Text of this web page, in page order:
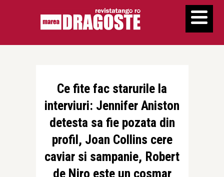
Ce fite fac starurile la
interviuri: Jennifer Aniston
detesta sa fie pozata din
profil, Joan Collins cere
caviar si sampanie, Robert
de Niro este un cosmar